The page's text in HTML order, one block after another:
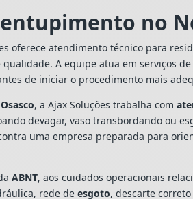
no
oferece atendimento técnico para
A equipe atua em serviços de
de iniciar o procedimento mais
, a Ajax Soluções trabalha com
devagar, vaso transbordando ou
uma empresa preparada para
ABNT, aos cuidados operacionais
rede deesgoto, descarte